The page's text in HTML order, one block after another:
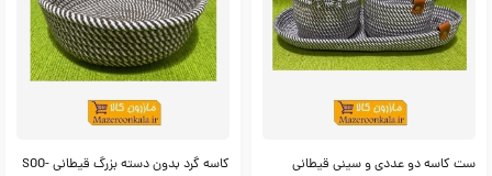
ست کاسه دو عددی و سینی قیطانی
کاسه گرد بدون دسته بزرگ قیطانی SOO-